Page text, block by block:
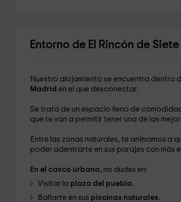
Entorno de El Rincón de
Nuestro alojamiento se encuentra dentro
Madrid en el que desconectar.
Se trata de un espacio lleno de
que te van a permitir tener una de las
Entre las zonas naturales, te animamos a
poder adentrarte en sus parajes con más
En el casco urbano, no dudes en:
Visitar la plaza del pueblo.
Bañarte en sus piscinas naturales.